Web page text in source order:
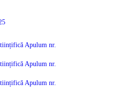
Apulum nr.
Apulum nr.
Apulum nr.